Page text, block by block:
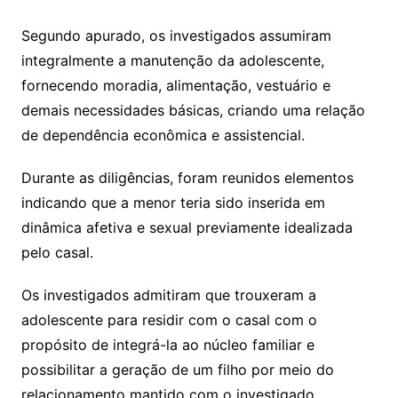
Segundo apurado, os investigados assumiram
integralmente a manutenção da adolescente,
fornecendo moradia, alimentação, vestuário e
demais necessidades básicas, criando uma relação
de dependência econômica e assistencial.
Durante as diligências, foram reunidos elementos
indicando que a menor teria sido inserida em
dinâmica afetiva e sexual previamente idealizada
pelo casal.
Os investigados admitiram que trouxeram a
adolescente para residir com o casal com o
propósito de integrá-la ao núcleo familiar e
possibilitar a geração de um filho por meio do